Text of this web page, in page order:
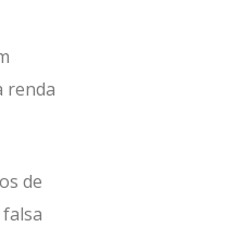
renda
de